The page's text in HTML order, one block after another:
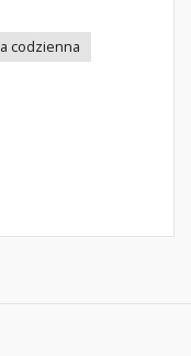
codzienna